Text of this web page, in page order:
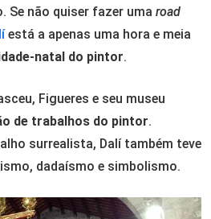
Se não quiser fazer uma road
está a apenas uma hora e meia
natal do pintor.
Figueres e seu museu
de trabalhos do pintor.
surrealista, Dalí também teve
dadaísmo e simbolismo.